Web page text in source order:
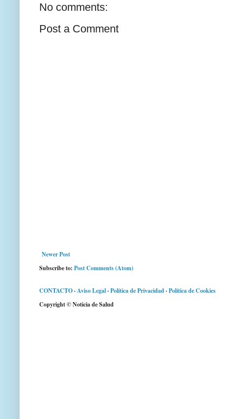
No comments:
Post a Comment
Newer Post
Subscribe to: Post Comments (Atom)
CONTACTO·Aviso Legal·Política de Privacidad·Política de Cookies
Copyright © Noticia de Salud